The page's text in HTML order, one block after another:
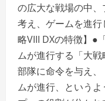
の広大な戦場の中
考え、ゲームを進
略VIII DXの特徴】●
ムが進行する「大
部隊に命令を与え
ムが進行、という